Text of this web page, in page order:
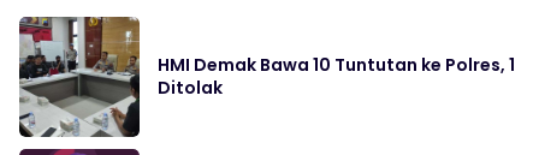
HMI Demak Bawa 10 Tuntutan ke Polres, 1
Ditolak